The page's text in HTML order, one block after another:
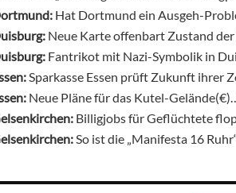
Hat Dortmund ein Ausgeh-
Neue Karte offenbart Zustand
Fantrikot mit Nazi-Symbolik in
Sparkasse Essen prüft Zukunft ihrer
Neue Pläne für das Kutel-Gelände(€)…
Billigjobs für Geflüchtete
So ist die „Manifesta 16